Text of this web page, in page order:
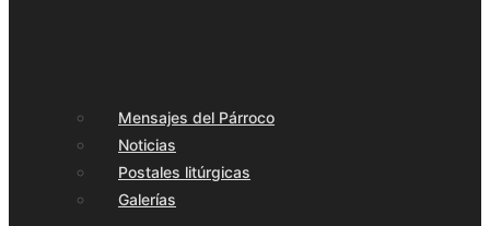
Mensajes del Párroco
Noticias
Postales litúrgicas
Galerías